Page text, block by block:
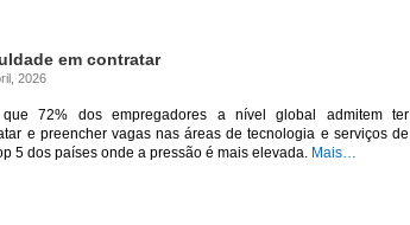
em contratar
2026
72% dos empregadores a nível global admitem ter
e preencher vagas nas áreas de tecnologia e serviços de
5 dos países onde a pressão é mais elevada. Mais…